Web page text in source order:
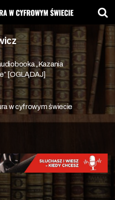
„Kazania
[OGLĄDAJ]
w cyfrowym świecie